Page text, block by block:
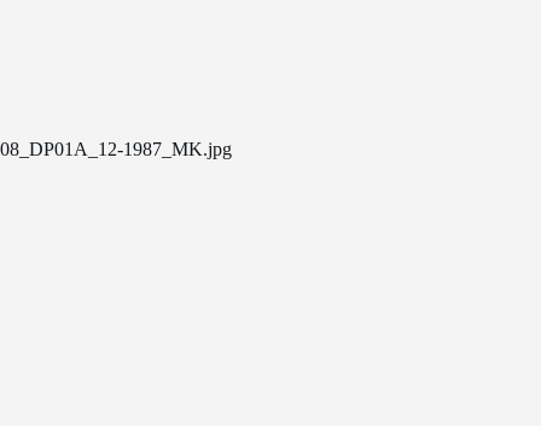
08_DP01A_12-1987_MK.jpg